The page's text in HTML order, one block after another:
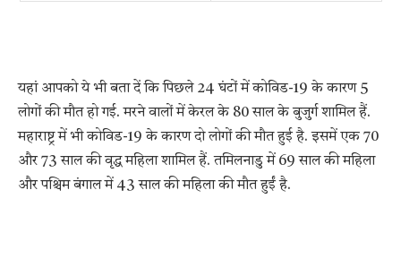
यहां आपको ये भी बता दें कि पिछले 24 घंटों में कोविड-19 के कारण 5
लोगों की मौत हो गई. मरने वालों में केरल के 80 साल के बुजुर्ग शामिल हैं.
महाराष्ट्र में भी कोविड-19 के कारण दो लोगों की मौत हुई है. इसमें एक 70
और 73 साल की वृद्ध महिला शामिल हैं. तमिलनाडु में 69 साल की महिला
और पश्चिम बंगाल में 43 साल की महिला की मौत हुईं है.